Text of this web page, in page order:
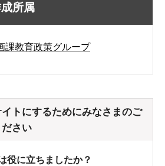
所属
課教育政策グループ
トにするためにみなさまのご
さい
役に立ちましたか？